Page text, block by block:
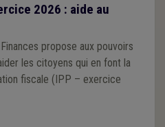
2026 : aide au
propose aux pouvoirs
les citoyens qui en font la
fiscale (IPP – exercice